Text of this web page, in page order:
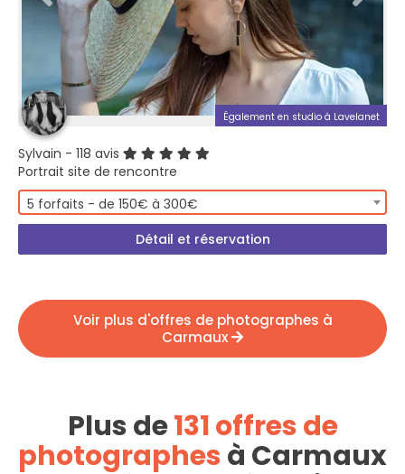
Également en studio à Lavelanet
Sylvain - 118 avis
Portrait site de rencontre
5 forfaits - de 150€ à 300€
Détail et réservation
Voir plus d'offres de photographes à
Carmaux
Plus de131 offres de
photographesà Carmaux